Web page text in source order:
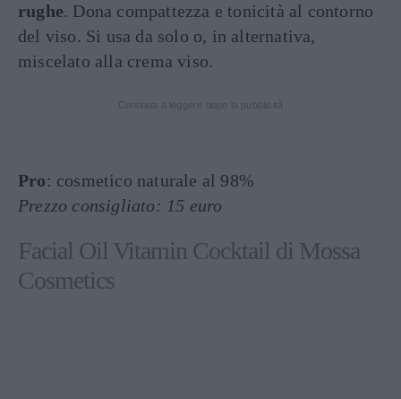
rughe. Dona compattezza e tonicità al contorno
del viso. Si usa da solo o, in alternativa,
miscelato alla crema viso.
Pro: cosmetico naturale al 98%
Prezzo consigliato: 15 euro
Facial Oil Vitamin Cocktail di Mossa
Cosmetics